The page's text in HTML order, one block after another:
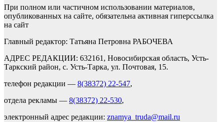
При полном или частичном использовании материалов,
опубликованных на сайте, обязательна активная гиперссылка
на сайт
Главный редактор: Татьяна Петровна РАБОЧЕВА
АДРЕС РЕДАКЦИИ: 632161, Новосибирская область, Усть-
Таркский район, с. Усть-Тарка, ул. Почтовая, 15.
телефон редакции — 8(38372) 22-547,
отдела рекламы — 8(38372) 22-530,
электронный адрес редакции: znamya_truda@mail.ru